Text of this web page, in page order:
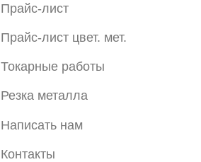
Прайс-лист
Прайс-лист цвет. мет.
Токарные работы
Резка металла
Написать нам
Контакты